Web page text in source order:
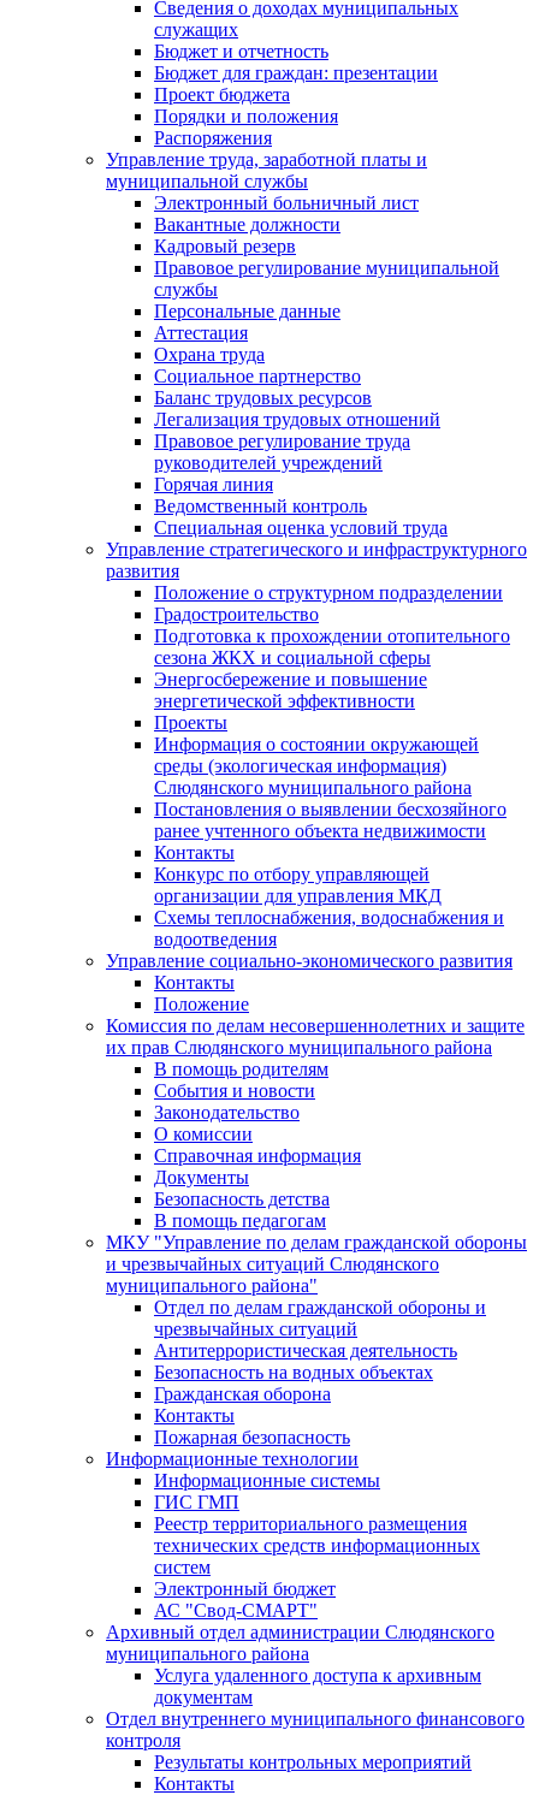
Сведения о доходах муниципальных
служащих
Бюджет и отчетность
Бюджет для граждан: презентации
Проект бюджета
Порядки и положения
Распоряжения
Управление труда, заработной платы и
муниципальной службы
Электронный больничный лист
Вакантные должности
Кадровый резерв
Правовое регулирование муниципальной
службы
Персональные данные
Аттестация
Охрана труда
Социальное партнерство
Баланс трудовых ресурсов
Легализация трудовых отношений
Правовое регулирование труда
руководителей учреждений
Горячая линия
Ведомственный контроль
Специальная оценка условий труда
Управление стратегического и инфраструктурного
развития
Положение о структурном подразделении
Градостроительство
Подготовка к прохождении отопительного
сезона ЖКХ и социальной сферы
Энергосбережение и повышение
энергетической эффективности
Проекты
Информация о состоянии окружающей
среды (экологическая информация)
Слюдянского муниципального района
Постановления о выявлении бесхозяйного
ранее учтенного объекта недвижимости
Контакты
Конкурс по отбору управляющей
организации для управления МКД
Схемы теплоснабжения, водоснабжения и
водоотведения
Управление социально-экономического развития
Контакты
Положение
Комиссия по делам несовершеннолетних и защите
их прав Слюдянского муниципального района
В помощь родителям
События и новости
Законодательство
О комиссии
Справочная информация
Документы
Безопасность детства
В помощь педагогам
МКУ "Управление по делам гражданской обороны
и чрезвычайных ситуаций Слюдянского
муниципального района"
Отдел по делам гражданской обороны и
чрезвычайных ситуаций
Антитеррористическая деятельность
Безопасность на водных объектах
Гражданская оборона
Контакты
Пожарная безопасность
Информационные технологии
Информационные системы
ГИС ГМП
Реестр территориального размещения
технических средств информационных
систем
Электронный бюджет
АС "Свод-СМАРТ"
Архивный отдел администрации Слюдянского
муниципального района
Услуга удаленного доступа к архивным
документам
Отдел внутреннего муниципального финансового
контроля
Результаты контрольных мероприятий
Контакты